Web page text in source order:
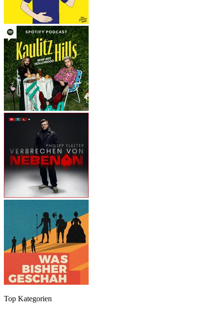
Top Kategorien